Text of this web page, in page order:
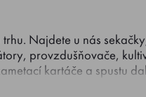
Najdete u nás
provzdušňovače,
kartáče a spustu